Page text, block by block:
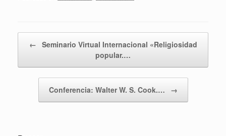
← Seminario Virtual Internacional «Religiosidad
popular.…
Conferencia: Walter W. S. Cook.… →